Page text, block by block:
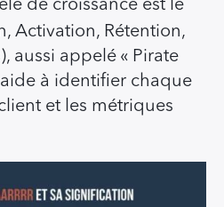
de croissance est le
Activation, Rétention,
aussi appelé « Pirate
à identifier chaque
et les métriques